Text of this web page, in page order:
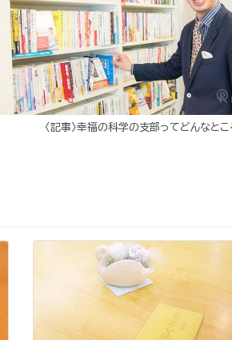
〈記事〉幸福の科学の支部ってどんなとこ